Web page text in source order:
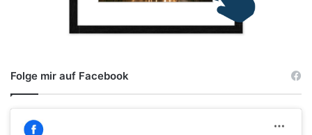
Folge mir auf Facebook